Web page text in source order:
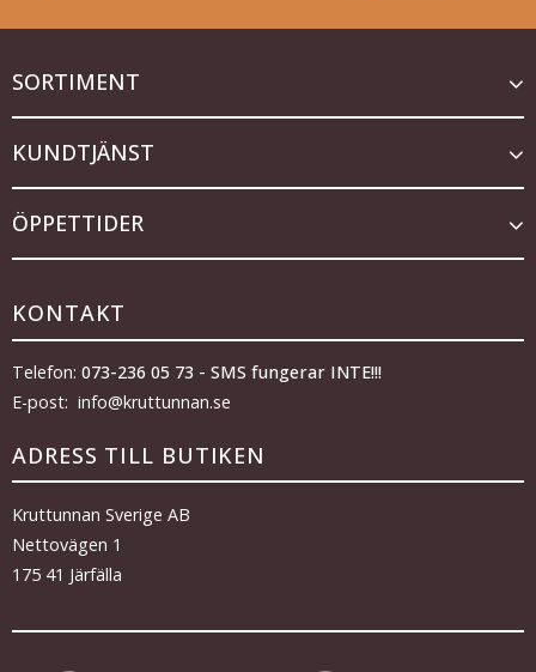
SORTIMENT
KUNDTJÄNST
ÖPPETTIDER
KONTAKT
Telefon: 073-236 05 73 - SMS fungerar INTE!!!
E-post: info@kruttunnan.se
ADRESS TILL BUTIKEN
Kruttunnan Sverige AB
Nettovägen 1
175 41 Järfälla